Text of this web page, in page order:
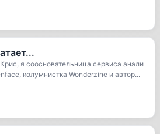
я соосновательница сервиса анали
колумнистка Wonderzine и автор...